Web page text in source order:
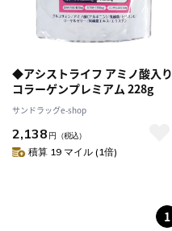
◆アシストライフ アミノ酸入り
コラーゲンプレミアム 228g
サンドラッグe-shop
2,138 円 （税込）
積算 19 マイル (1倍)
1